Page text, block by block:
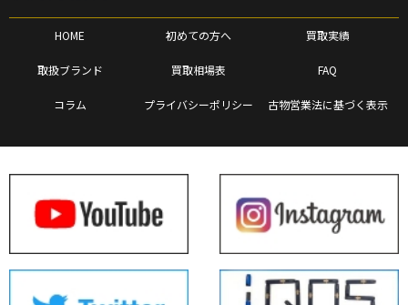
HOME 初めての方へ 買取実績
取扱ブランド 買取相場表 FAQ
コラム プライバシーポリシー 古物営業法に基づく表示